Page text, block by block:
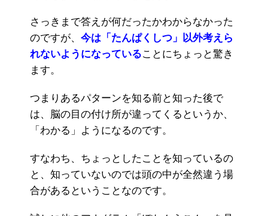
さっきまで答えが何だったかわからなかった
のですが、 今は「たんぱくしつ」以外考えら
れないようになっていることにちょっと驚き
ます。
つまりあるパターンを知る前と知った後で
は、脳の目の付け所が違ってくるというか、
「わかる」ようになるのです。
すなわち、ちょっとしたことを知っているの
と、知っていないのでは頭の中が全然違う場
合があるということなのです。